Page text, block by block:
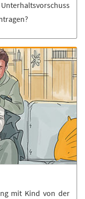
mit Kind von der